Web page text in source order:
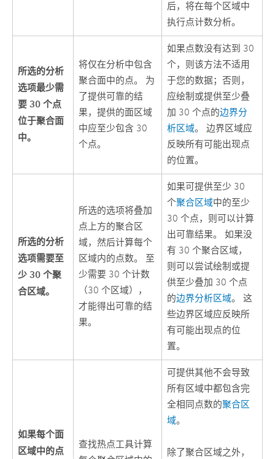
后，将在每个区域中
执行点计数分析。
所选的分析
选项最少需
要 30 个点
位于聚合面
中。
将仅在分析中包含
聚合面中的点。 为
了提供可靠的结
果，提供的面区域
中应至少包含 30
个点。
如果点数没有达到 30
个，则该方法不适用
于您的数据；否则，
应绘制或提供至少叠
加 30 个点的边界分
析区域。 边界区域应
反映所有可能出现点
的位置。
所选的分析
选项需要至
少 30 个聚
合区域。
所选的选项将叠加
点上方的聚合区
域，然后计算每个
区域内的点数。 至
少需要 30 个计数
（30 个区域），
才能得出可靠的结
果。
如果可提供至少 30
个聚合区域中的至少
30 个点，则可以计算
出可靠结果。 如果没
有 30 个聚合区域，
则可以尝试绘制或提
供至少叠加 30 个点
的边界分析区域。 这
些边界区域应反映所
有可能出现点的位
置。
如果每个面
区域中的点
查找热点工具计算
可提供其他不会导致
所有区域中都包含完
全相同点数的聚合区
域。
除了聚合区域之外，